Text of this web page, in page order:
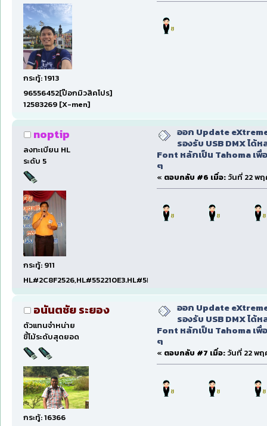
กระทู้: 1913
96556452[ป๊อกมิวสิคโปร]
12583269 [X-men]
noptip
ลงทะเบียน HL
ระดับ 5
กระทู้: 911
HL#2C8F2526,HL#552210E3.HL#5D2EE587
ออก Update
รองรับ USB DMX ได้
Font หลักเป็น Tahoma เพื่
ๆ
« ตอบกลับ #6 เมื่อ: วันที่ 22 พฤ
อนันตชัย ระยอง
ตัวแทนจำหน่าย
ขี้โม้ระดับสุดยอด
กระทู้: 16366
ออก Update
รองรับ USB DMX ได้
Font หลักเป็น Tahoma เพื่
ๆ
« ตอบกลับ #7 เมื่อ: วันที่ 22 พฤ